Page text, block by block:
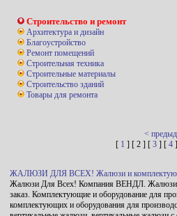
Строительство и ремонт
Архитектура и дизайн
Благоустройство
Ремонт помещений
Строительная техника
Строительные материалы
Строительство зданий
Товары для ремонта
<
[ 1 ] [ 2 ] [ 3 ] [ 4
ЖАЛЮЗИ ДЛЯ ВСЕХ! Жалюзи и
Жалюзи Для Всех! Компания ВЕНДЛ.
заказ. Комплектующие и оборудование для
комплектующих и оборудования для